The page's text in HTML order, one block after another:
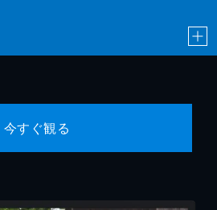
今すぐ観る